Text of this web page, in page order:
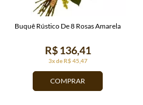
COMPRAR
3x de R$ 45,47
R$ 136,41
Buquê Rústico De 8 Rosas Amarela